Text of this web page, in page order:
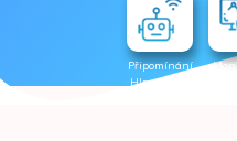
Připomínání
Hlas. roboti